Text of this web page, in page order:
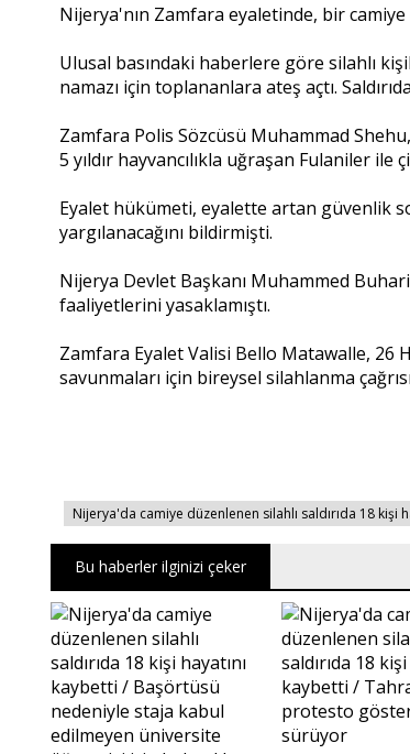
Nijerya'nın Zamfara eyaletinde, bir camiye
Ulusal basındaki haberlere göre silahlı
namazı için toplananlara ateş açtı.
Zamfara Polis Sözcüsü Muhammad Shehu,
5 yıldır hayvancılıkla uğraşan Fulaniler
Eyalet hükümeti, eyalette artan güvenlik
yargılanacağını bildirmişti.
Nijerya Devlet Başkanı Muhammed
faaliyetlerini yasaklamıştı.
Zamfara Eyalet Valisi Bello Matawalle, 26
savunmaları için bireysel silahlanma
Nijerya'da camiye düzenlenen silahlı saldırıda 18 kişi
Bu haberler ilginizi çeker